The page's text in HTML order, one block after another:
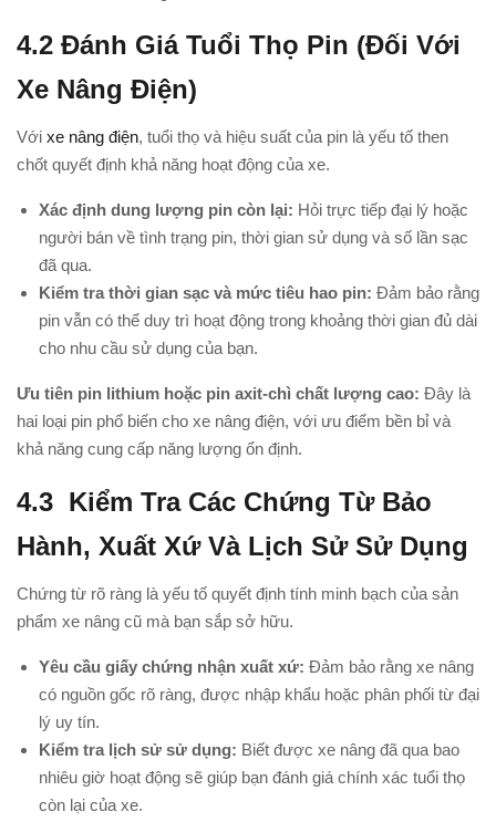
4.2 Đánh Giá Tuổi Thọ Pin (đối Với
Xe Nâng Điện)
Với xe nâng điện, tuổi thọ và hiệu suất của pin là yếu tố then
chốt quyết định khả năng hoạt động của xe.
Xác định dung lượng pin còn lại: Hỏi trực tiếp đại lý hoặc
người bán về tình trạng pin, thời gian sử dụng và số lần sạc
đã qua.
Kiểm tra thời gian sạc và mức tiêu hao pin: Đảm bảo rằng
pin vẫn có thể duy trì hoạt động trong khoảng thời gian đủ dài
cho nhu cầu sử dụng của bạn.
Ưu tiên pin lithium hoặc pin axit-chì chất lượng cao: Đây là
hai loại pin phổ biến cho xe nâng điện, với ưu điểm bền bỉ và
khả năng cung cấp năng lượng ổn định.
4.3 Kiểm Tra Các Chứng Từ Bảo
Hành, Xuất Xứ Và Lịch Sử Sử Dụng
Chứng từ rõ ràng là yếu tố quyết định tính minh bạch của sản
phẩm xe nâng cũ mà bạn sắp sở hữu.
Yêu cầu giấy chứng nhận xuất xứ: Đảm bảo rằng xe nâng
có nguồn gốc rõ ràng, được nhập khẩu hoặc phân phối từ đại
lý uy tín.
Kiểm tra lịch sử sử dụng: Biết được xe nâng đã qua bao
nhiêu giờ hoạt động sẽ giúp bạn đánh giá chính xác tuổi thọ
còn lại của xe.